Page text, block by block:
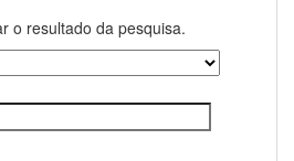
o resultado da pesquisa.